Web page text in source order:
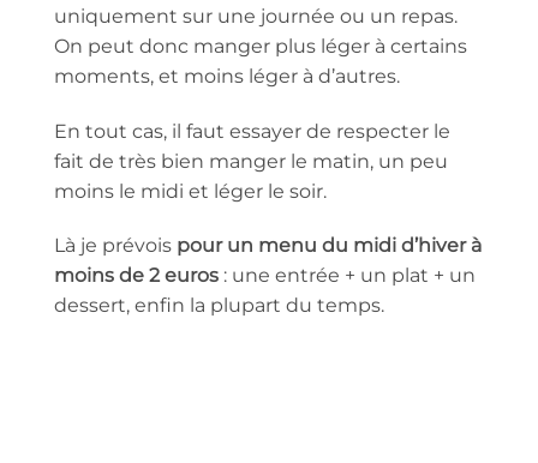
uniquement sur une journée ou un repas.
On peut donc manger plus léger à certains
moments, et moins léger à d’autres.
En tout cas, il faut essayer de respecter le
fait de très bien manger le matin, un peu
moins le midi et léger le soir.
Là je prévois pour un menu du midi d’hiver à
moins de 2 euros : une entrée + un plat + un
dessert, enfin la plupart du temps.